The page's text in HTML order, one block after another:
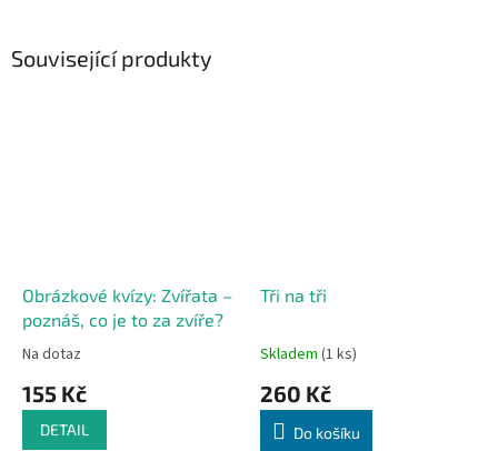
Související produkty
Obrázkové kvízy: Zvířata –
poznáš, co je to za zvíře?
Na dotaz
155 Kč
DETAIL
Tři na tři
Skladem (1 ks)
260 Kč
Do košíku